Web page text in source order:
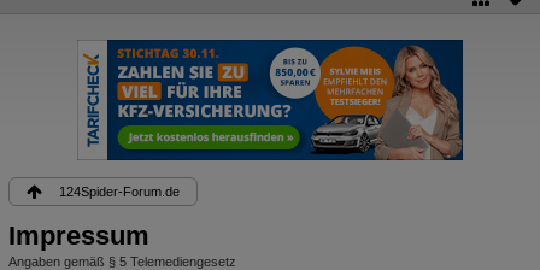
124Spider-Forum.de
Impressum
Angaben gemäß § 5 Telemediengesetz